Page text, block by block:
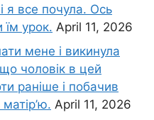
я все почула. Ось
їм урок. April 11, 2026
мене і викинула
чоловік в цей
раніше і побачив
April 11, 2026